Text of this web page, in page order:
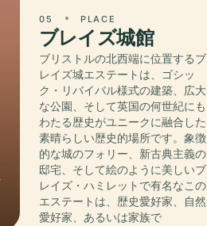
05 PLACE
ブレイズ城館
ブリストルの北西端に位置するブ
レイズ城エステートは、ゴシッ
ク・リバイバル様式の建築、広大
な公園、そして英国の何世紀にも
わたる歴史がユニークに融合した
素晴らしい歴史的場所です。象徴
的な城のフォリー、新古典主義の
邸宅、そして絵のように美しいブ
レイズ・ハミレットで有名なこの
エステートは、歴史愛好家、自然
愛好家、あるいは家族で